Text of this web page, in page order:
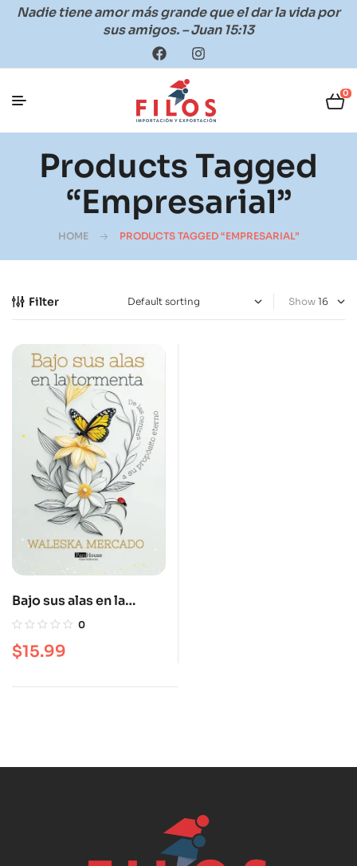
Nadie tiene amor más grande que el dar la vida por
sus amigos. – Juan 15:13
0
Products Tagged
“empresarial”
HOME PRODUCTS TAGGED “EMPRESARIAL”
Filter Show
Bajo sus alas en la
tormenta 0
$15.99